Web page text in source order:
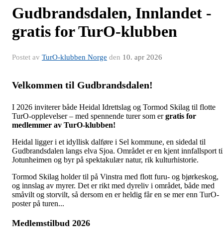
Gudbrandsdalen, Innlandet -
gratis for TurO-klubben
Postet av TurO-klubben Norge den 10. apr 2026
Velkommen til Gudbrandsdalen!
I 2026 inviterer både Heidal Idrettslag og Tormod Skilag til flotte
TurO-opplevelser – med spennende turer som ergratis for
medlemmer av TurO-klubben!
Heidal ligger i et idyllisk dalføre i Sel kommune, en sidedal til
Gudbrandsdalen langs elva Sjoa. Området er en kjent innfallsport
Jotunheimen og byr på spektakulær natur, rik kulturhistorie.
Tormod Skilag holder til på Vinstra med flott furu- og bjørkeskog,
og innslag av myrer. Det er rikt med dyreliv i området, både med
småvilt og storvilt, så dersom en er heldig får en se mer enn TurO-
poster på turen...
Medlemstilbud 2026